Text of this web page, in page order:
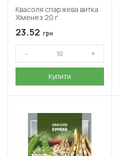
Квасоля спаржева витка
Хіменез 20 г
23.52 грн
Купити